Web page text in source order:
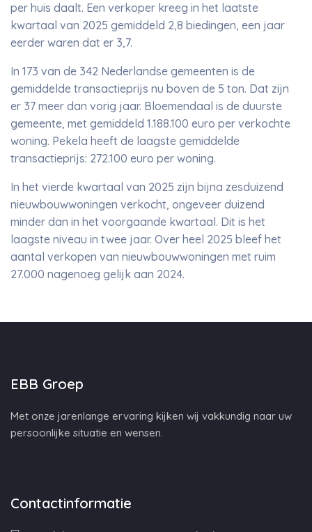
per huis daalt. Een verkoper kreeg in het laatste
kwartaal van 2025 gemiddeld 2,8 biedingen, een jaar
eerder waren dat er 3,7.
In 173 van de 342 Nederlandse gemeenten is de
gemiddelde transactieprijs nu boven de 5 ton. Dat zijn
er 37 meer dan vorig jaar. Bloemendaal is de duurste
gemeente, met gemiddeld 1.188.100 euro per verkochte
woning. Pekela heeft de laagste gemiddelde
transactieprijs: 272.100 euro per woning.
In het vierde kwartaal van 2025 zijn bijna zesduizend
nieuwbouwwoningen verkocht, ongeveer duizend
minder dan in het voorgaande kwartaal. Dit is het
laagste niveau in twee jaar. Over heel 2025 bleef het
aantal verkopen van nieuwbouwwoningen met ruim
27.000 nagenoeg gelijk aan 2024.
EBB Groep
Met onze jarenlange ervaring kijken wij vakkundig naar uw
persoonlijke situatie en wensen.
Contactinformatie